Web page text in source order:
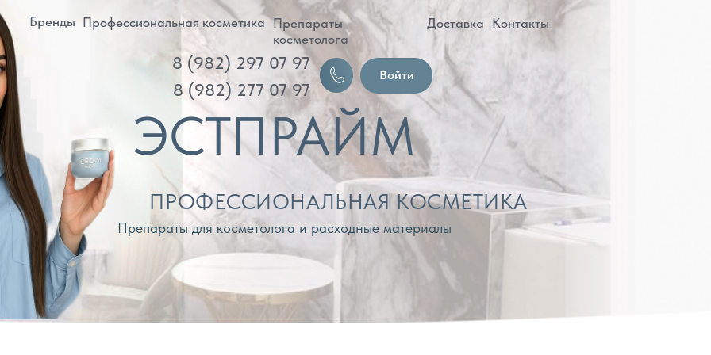
ЭСТПРАЙМ
Препараты для косметолога и расходные материалы
8 (982) 297 07 97
ПРОФЕССИОНАЛЬНАЯ КОСМЕТИКА
Профессиональная косметика Препараты
Контакты
Доставка
8 (982) 277 07 97
Войти